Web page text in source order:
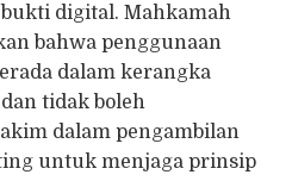
digital. Mahkamah
bahwa penggunaan
dalam kerangka
tidak boleh
dalam pengambilan
untuk menjaga prinsip